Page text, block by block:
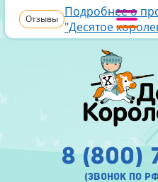
Отзывы Подробнее о
"Десятое
8 (800)
(звонок по